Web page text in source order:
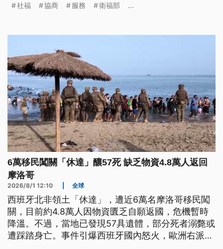
部回應，因涉及預算編列與地方政府執行，未來將成
社福 協商 服務 衛福部 ...
6萬移民闖關「休達」釀57死 缺乏物資4.8萬人返回
摩洛哥
2026/8/1 12:10 全球
西班牙北非領土「休達」，遭近6萬名摩洛哥移民闖
關，目前約4.8萬人因物資匱乏自願返國，危機暫時
降溫。不過，當地已發現57具遺體，部分死者溺斃或
遭踩踏身亡。事件引爆西班牙國內怒火，歐洲右派批